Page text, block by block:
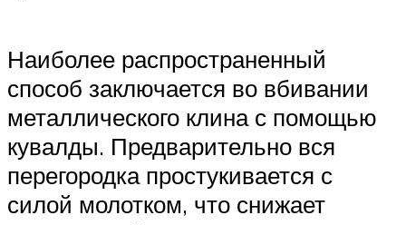
Наиболее распространенный
способ заключается во вбивании
металлического клина с помощью
кувалды. Предварительно вся
перегородка простукивается с
силой молотком, что снижает